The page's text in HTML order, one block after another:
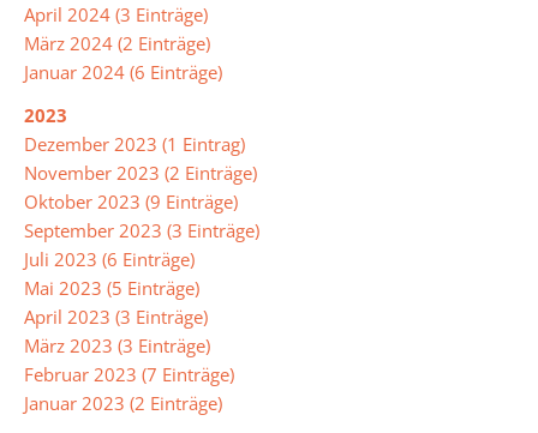
Ganztagsschule
Pausenangebot
Betreuung
Essen
in
der
Mensa
Umweltschule
April 2024 (3 Einträge)
März 2024 (2 Einträge)
Januar 2024 (6 Einträge)
2023
Dezember 2023 (1 Eintrag)
November 2023 (2 Einträge)
Oktober 2023 (9 Einträge)
September 2023 (3 Einträge)
Juli 2023 (6 Einträge)
Mai 2023 (5 Einträge)
April 2023 (3 Einträge)
März 2023 (3 Einträge)
Februar 2023 (7 Einträge)
Januar 2023 (2 Einträge)